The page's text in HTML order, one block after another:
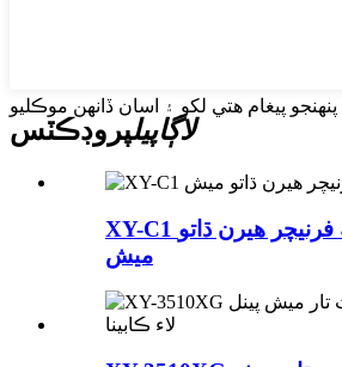
پنهنجو پيغام هتي لکو ۽ اسان ڏانهن موڪليو
لاڳاپيلپروڊڪٽس
XY-C1 باورچی خانه فرنيچر هيرن ڌاتو
ميش